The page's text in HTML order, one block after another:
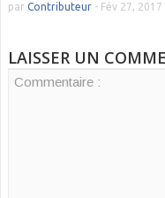
par Contributeur - Fév 27, 2017
LAISSER UN